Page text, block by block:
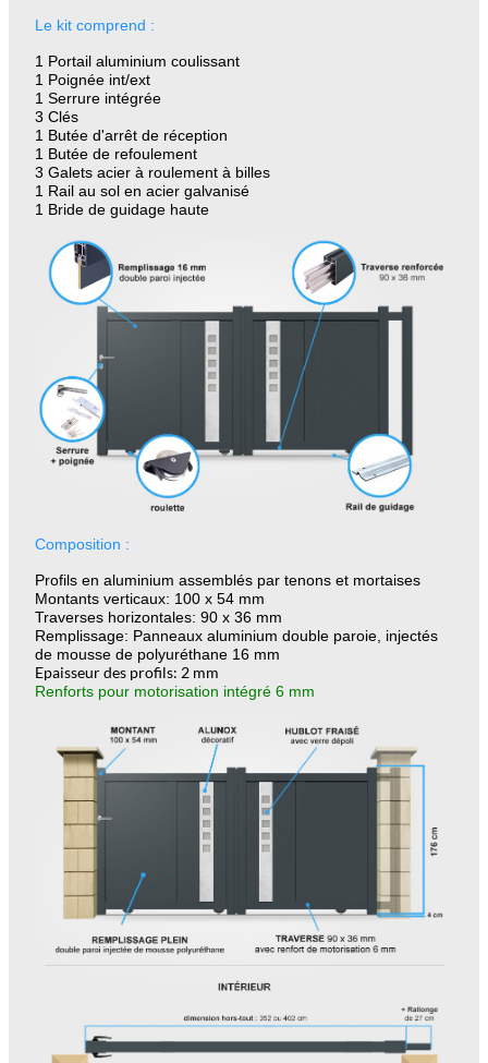
Le kit comprend :
1 Portail aluminium coulissant
1 Poignée int/ext
1 Serrure intégrée
3 Clés
1 Butée d'arrêt de réception
1 Butée de refoulement
3 Galets acier à roulement à billes
1 Rail au sol en acier galvanisé
1 Bride de guidage haute
Composition :
Profils en aluminium assemblés par tenons et mortaises
Montants verticaux: 100 x 54 mm
Traverses horizontales: 90 x 36 mm
Remplissage: Panneaux aluminium double paroie, injectés
de mousse de polyuréthane 16 mm
Epaisseur des profils: 2 mm
Renforts pour motorisation intégré 6 mm